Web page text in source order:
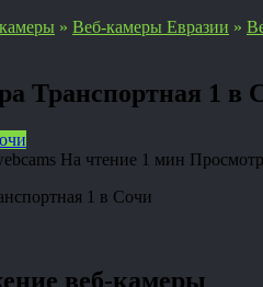
» Веб-камеры Евразии »
Транспортная 1 в
На чтение 1 мин
1 в Сочи
веб-камеры